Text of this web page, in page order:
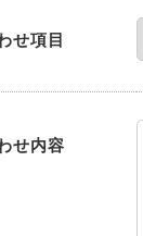
せ項目
せ内容